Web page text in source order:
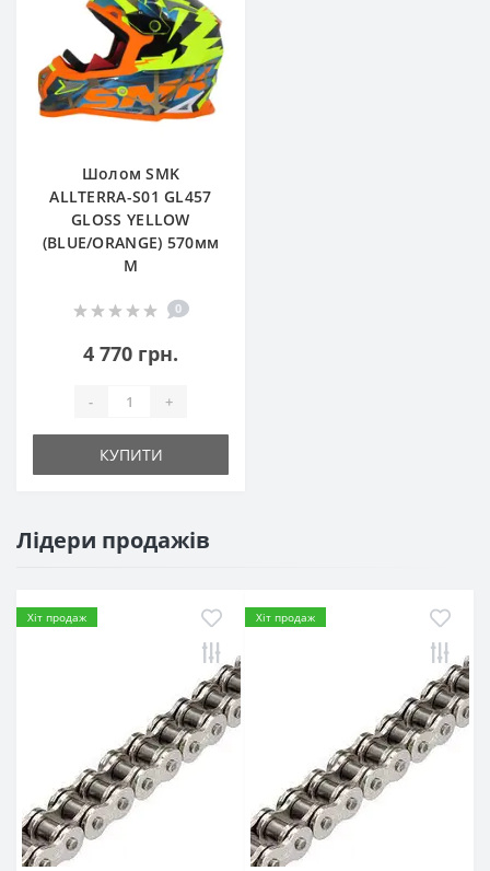
Шолом SMK
ALLTERRA-S01 GL457
GLOSS YELLOW
(BLUE/ORANGE) 570мм
M
0
4 770 грн.
- +
КУПИТИ
Лідери продажів
Хіт продаж Хіт продаж